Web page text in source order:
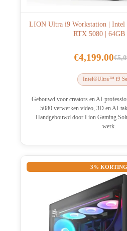
LION Ultra i9 Workstation |
RTX 5080 | 64GB
€
prijs
was:
€4,199.00
prijs
is:
Intel®Ultra™ i9
Gebouwd voor creators en AI-
5080 verwerken video, 3D en AI-
Handgebouwd door Lion Gaming
werk.
3% KORTING